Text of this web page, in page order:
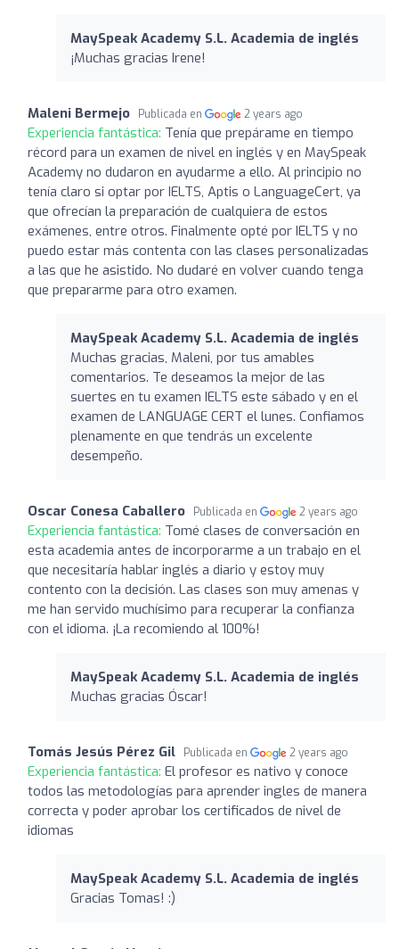
MaySpeak Academy S.L. Academia de inglés
¡Muchas gracias Irene!
Maleni Bermejo Publicada en 2 years ago
Experiencia fantástica: Tenía que prepárame en tiempo
récord para un examen de nivel en inglés y en MaySpeak
Academy no dudaron en ayudarme a ello. Al principio no
tenía claro si optar por IELTS, Aptis o LanguageCert, ya
que ofrecían la preparación de cualquiera de estos
exámenes, entre otros. Finalmente opté por IELTS y no
puedo estar más contenta con las clases personalizadas
a las que he asistido. No dudaré en volver cuando tenga
que prepararme para otro examen.
MaySpeak Academy S.L. Academia de inglés
Muchas gracias, Maleni, por tus amables
comentarios. Te deseamos la mejor de las
suertes en tu examen IELTS este sábado y en el
examen de LANGUAGE CERT el lunes. Confiamos
plenamente en que tendrás un excelente
desempeño.
Oscar Conesa Caballero Publicada en 2 years ago
Experiencia fantástica: Tomé clases de conversación en
esta academia antes de incorporarme a un trabajo en el
que necesitaría hablar inglés a diario y estoy muy
contento con la decisión. Las clases son muy amenas y
me han servido muchísimo para recuperar la confianza
con el idioma. ¡La recomiendo al 100%!
MaySpeak Academy S.L. Academia de inglés
Muchas gracias Óscar!
Tomás Jesús Pérez Gil Publicada en 2 years ago
Experiencia fantástica: El profesor es nativo y conoce
todos las metodologías para aprender ingles de manera
correcta y poder aprobar los certificados de nivel de
idiomas
MaySpeak Academy S.L. Academia de inglés
Gracias Tomas! :)